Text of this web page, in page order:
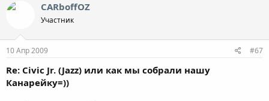
CARboffOZ
Участник
10 Апр 2009 #67
Re: Civic Jr. (Jazz) или как мы собрали нашу
Канарейку=))